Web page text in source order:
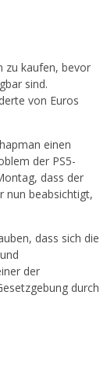
zu kaufen, bevor
sind.
von Euros
einen
der PS5-
dass der
nun beabsichtigt,
dass sich die
der
durch